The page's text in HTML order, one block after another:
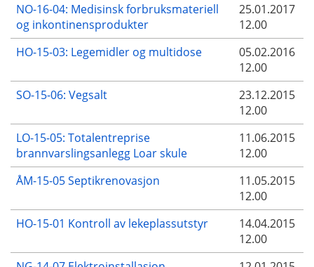
NO-16-04: Medisinsk forbruksmateriell
og inkontinensprodukter
25.01.2017
12.00
HO-15-03: Legemidler og multidose
05.02.2016
12.00
SO-15-06: Vegsalt
23.12.2015
12.00
LO-15-05: Totalentreprise
brannvarslingsanlegg Loar skule
11.06.2015
12.00
ÅM-15-05 Septikrenovasjon
11.05.2015
12.00
HO-15-01 Kontroll av lekeplassutstyr
14.04.2015
12.00